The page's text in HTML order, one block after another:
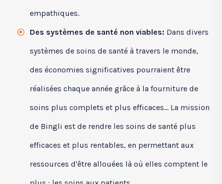
empathiques.
Des systèmes de santé non viables: Dans divers
systèmes de soins de santé à travers le monde,
des économies significatives pourraient être
réalisées chaque année grâce à la fourniture de
soins plus complets et plus efficaces... La mission
de Bingli est de rendre les soins de santé plus
efficaces et plus rentables, en permettant aux
ressources d'être allouées là où elles comptent le